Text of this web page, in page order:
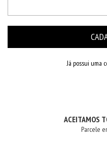
Já possui uma
ACEITAMOS
Parcele